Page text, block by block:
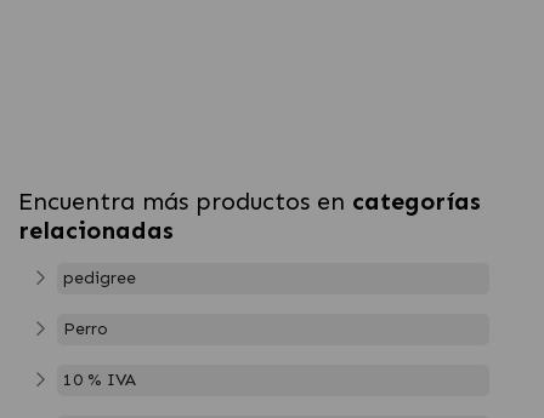
Encuentra más productos en categorías
relacionadas
pedigree
Perro
10 % IVA